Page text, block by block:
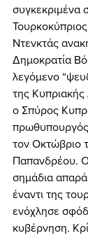
συγκεκριμένα
Ντενκτάς
Δημοκρατία
λεγόμενο
της Κυπριακής
ο Σπύρος
τον Οκτώβριο
Παπανδρέου. Ο
σημάδια
έναντι της
ενόχλησε
κυβέρνηση.